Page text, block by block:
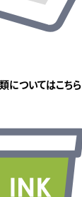
についてはこちら